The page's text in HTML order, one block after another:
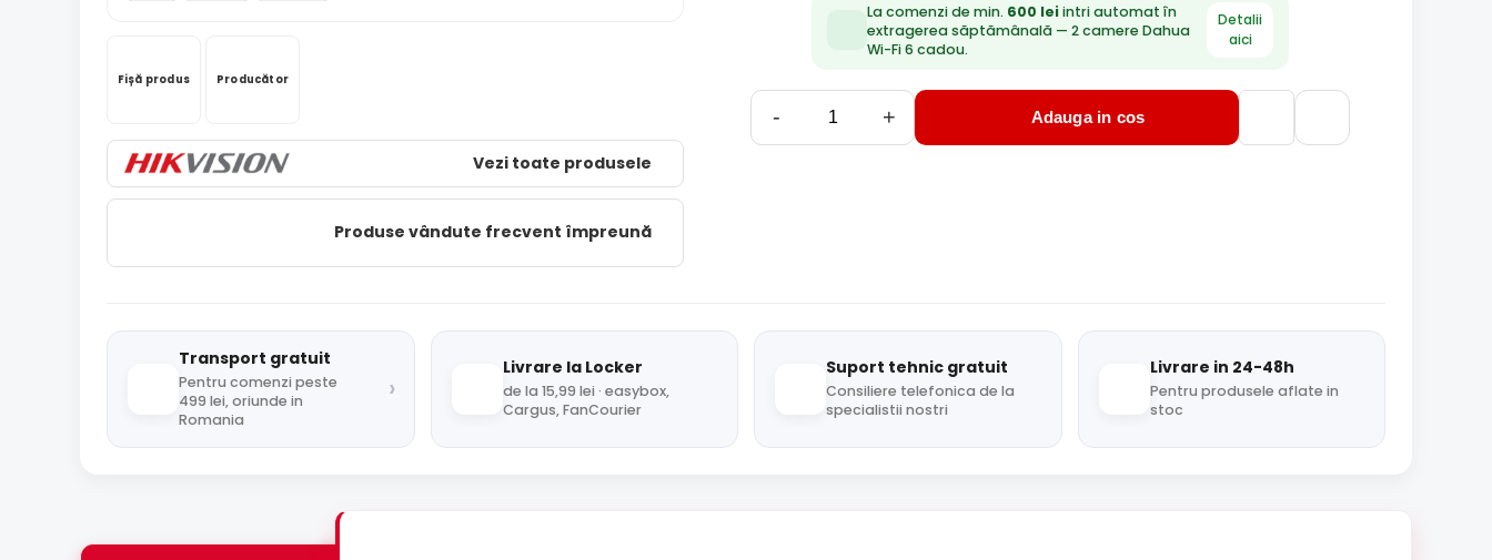
Fișă produs Producător
Vezi toate produsele
Produse vândute frecvent împreună
La comenzi de min. 600 leiintri automat în
extragerea săptămânală — 2 camere Dahua
Wi-Fi 6 cadou.
Detalii
aici
- + Adauga in cos
Transport gratuit
Pentru comenzi peste
499 lei, oriunde in
Romania
›
Livrare la Locker
de la 15,99 lei · easybox,
Cargus, FanCourier
Suport tehnic gratuit
Consiliere telefonica de la
specialistii nostri
Livrare in 24-48h
Pentru produsele aflate in
stoc